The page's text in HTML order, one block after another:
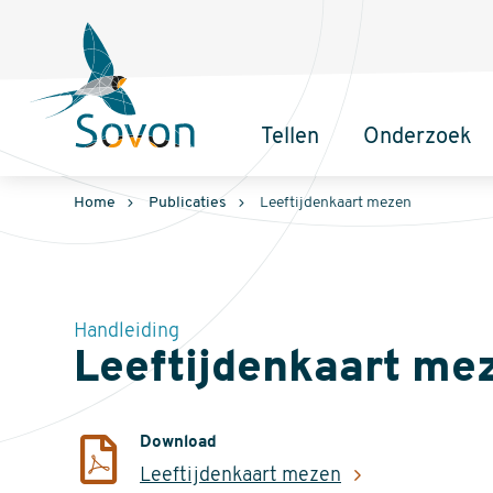
Hoofdnavigatie
Tellen Onderzoek
Home Publicaties Leeftijdenkaart mezen
Handleiding
Leeftijdenkaart
Download
Leeftijdenkaart mezen